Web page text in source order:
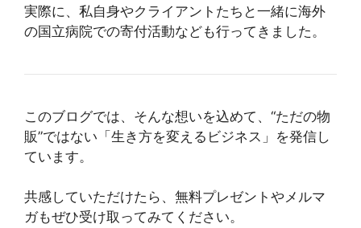
実際に、私自身やクライアントたちと一緒に海外
の国立病院での寄付活動なども行ってきました。
このブログでは、そんな想いを込めて、“ただの物
販”ではない「生き方を変えるビジネス」を発信し
ています。
共感していただけたら、無料プレゼントやメルマ
ガもぜひ受け取ってみてください。